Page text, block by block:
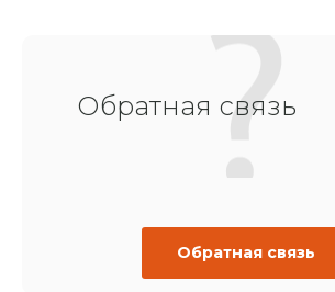
Обратная связь
Обратная связь